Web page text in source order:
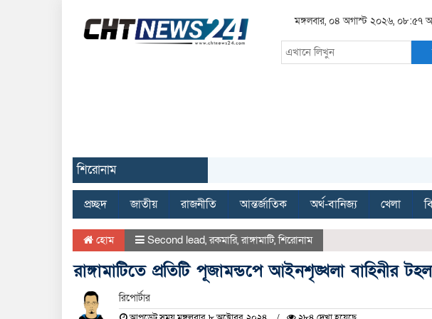
মঙ্গলবার, ০৪ অগাস্ট ২০২৬, ০৮:৫৭
শিরোনাম
প্রচ্ছদ জাতীয় রাজনীতি আন্তর্জাতিক অর্থ-বানিজ্য খেলা
হোম Second lead,রকমারি,রাঙ্গামাটি,শিরোনাম
রাঙ্গামাটিতে প্রতিটি পূজামন্ডপে আইনশৃঙ্খলা বাহিনীর
রিপোর্টার